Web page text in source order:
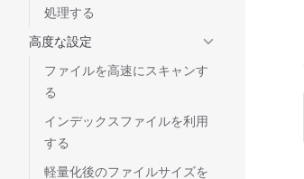
処理する
高度な設定
ファイルを高速にスキャンす
る
インデックスファイルを利用
する
軽量化後のファイルサイズを